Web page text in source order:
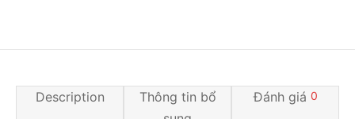
Description
Thông tin bổ
Đánh giá 0